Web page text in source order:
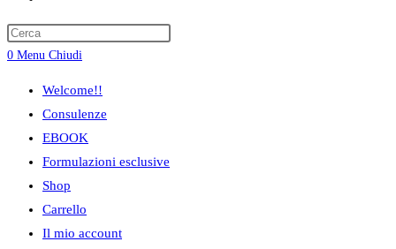
ricerca
sul
sito
web
0 Menu Chiudi
Welcome!!
Consulenze
EBOOK
Formulazioni esclusive
Shop
Carrello
Il mio account